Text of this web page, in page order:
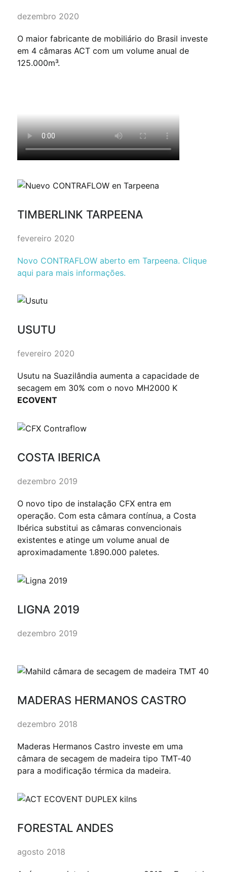
dezembro 2020
O maior fabricante de mobiliário do Brasil investe
em 4 câmaras ACT com um volume anual de
125.000m³.
TIMBERLINK TARPEENA
fevereiro 2020
Novo CONTRAFLOW aberto em Tarpeena. Clique
aqui para mais informações.
USUTU
fevereiro 2020
Usutu na Suazilândia aumenta a capacidade de
secagem em 30% com o novo MH2000 K
ECOVENT
COSTA IBERICA
dezembro 2019
O novo tipo de instalação CFX entra em
operação. Com esta câmara contínua, a Costa
Ibérica substitui as câmaras convencionais
existentes e atinge um volume anual de
aproximadamente 1.890.000 paletes.
LIGNA 2019
dezembro 2019
MADERAS HERMANOS CASTRO
dezembro 2018
Maderas Hermanos Castro investe em uma
câmara de secagem de madeira tipo TMT-40
para a modificação térmica da madeira.
FORESTAL ANDES
agosto 2018